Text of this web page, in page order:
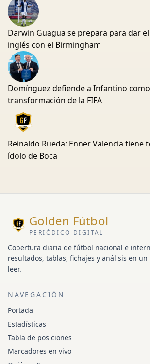
Darwin Guagua se prepara para dar
inglés con el Birmingham
Domínguez defiende a Infantino
transformación de la FIFA
Reinaldo Rueda: Enner Valencia tiene
ídolo de Boca
Golden Fútbol
PERIÓDICO DIGITAL
Cobertura diaria de fútbol nacional e
resultados, tablas, fichajes y análisis en
leer.
NAVEGACIÓN
Portada
Estadísticas
Tabla de posiciones
Marcadores en vivo